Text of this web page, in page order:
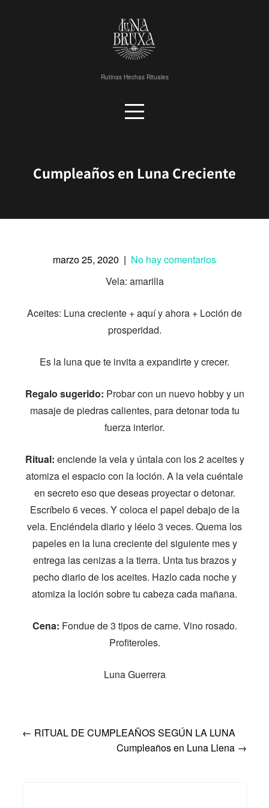
Rutinas Hechas Rituales
Cumpleaños en Luna Creciente
marzo 25, 2020 | No hay comentarios
Vela: amarilla
Aceites: Luna creciente + aquí y ahora + Loción de
prosperidad.
Es la luna que te invita a expandirte y crecer.
Regalo sugerido: Probar con un nuevo hobby y un
masaje de piedras calientes, para detonar toda tu
fuerza interior.
Ritual: enciende la vela y úntala con los 2 aceites y
atomiza el espacio con la loción. A la vela cuéntale
en secreto eso que deseas proyectar o detonar.
Escríbelo 6 veces. Y coloca el papel debajo de la
vela. Enciéndela diario y léelo 3 veces. Quema los
papeles en la luna creciente del siguiente mes y
entrega las cenizas a la tierra. Unta tus brazos y
pecho diario de los aceites. Hazlo cada noche y
atomiza la loción sobre tu cabeza cada mañana.
Cena: Fondue de 3 tipos de carne. Vino rosado.
Profiteroles.
Luna Guerrera
Post
← RITUAL DE CUMPLEAÑOS SEGÚN LA LUNA
Cumpleaños en Luna Llena →